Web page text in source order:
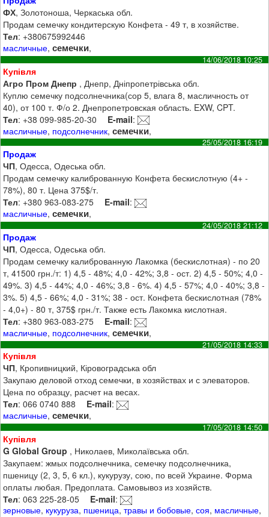
ФХ, Золотоноша, Черкаська обл.
Продам семечку кондитерскую Конфета - 49 т, в хозяйстве.
Тел: +380675992446
масличные,семечки,
14/06/2018 10:25
Купівля
Агро Пром Днепр , Днепр, Дніпропетрівська обл.
Куплю семечку подсолнечника(сор 5, влага 8, масличность от
40), от 100 т. Ф/о 2. Днепропетровская область. EXW, CPT.
Тел: +38 099-985-20-30 E-mail:
масличные, подсолнечник,семечки,
25/05/2018 16:19
Продаж
ЧП, Одесса, Одеська обл.
Продам семечку калиброванную Конфета бескислотную (4+ -
78%), 80 т. Цена 375$/т.
Тел: +380 963-083-275 E-mail:
масличные,семечки,
24/05/2018 21:12
Продаж
ЧП, Одесса, Одеська обл.
Продам семечку калиброванную Лакомка (бескислотная) - по 20
т, 41500 грн./т: 1) 4,5 - 48%; 4,0 - 42%; 3,8 - ост. 2) 4,5 - 50%; 4,0 -
49%. 3) 4,5 - 44%; 4,0 - 46%; 3,8 - 6%. 4) 4,5 - 57%; 4,0 - 40%; 3,8 -
3%. 5) 4,5 - 66%; 4,0 - 31%; 38 - ост. Конфета бескислотная (78%
- 4,0+) - 80 т, 375$ грн./т. Также есть Лакомка кислотная.
Тел: +380 963-083-275 E-mail:
масличные, подсолнечник,семечки,
21/05/2018 14:33
Купівля
ЧП, Кропивницкий, Кіровоградська обл
Закупаю деловой отход семечки, в хозяйствах и с элеваторов.
Цена по образцу, расчет на весах.
Тел: 066 0740 888 E-mail:
масличные,семечки,
17/05/2018 14:50
Купівля
G Global Group , Николаев, Миколаївська обл.
Закупаем: жмых подсолнечника, семечку подсолнечника,
пшеницу (2, 3, 5, 6 кл.), кукурузу, сою, по всей Украине. Форма
оплаты любая. Предоплата. Самовывоз из хозяйств.
Тел: 063 225-28-05 E-mail:
зерновые, кукуруза, пшеница,травы и бобовые,соя, масличные,